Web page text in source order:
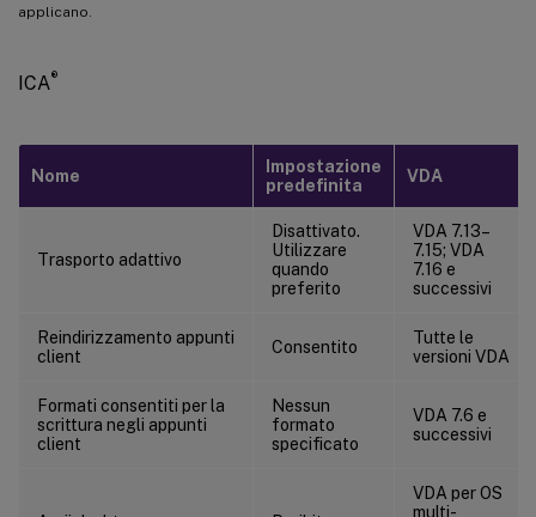
applicano.
ICA®
Nome
Impostazione
predefinita
VDA
Trasporto adattivo
Disattivato.
Utilizzare
quando
preferito
VDA 7.13–
7.15; VDA
7.16 e
successivi
Reindirizzamento appunti
client
Consentito
Tutte le
versioni VDA
Formati consentiti per la
scrittura negli appunti
client
Nessun
formato
specificato
VDA 7.6 e
successivi
VDA per OS
multi-
ICA/Keep-alive
ICA/Accesso app locale
ICA/Stampa
ICA/Stampa/Driver
ICA/Stampa/Universal Print Server
ICA/Stampa/Stampa universale
ICA/Sicurezza